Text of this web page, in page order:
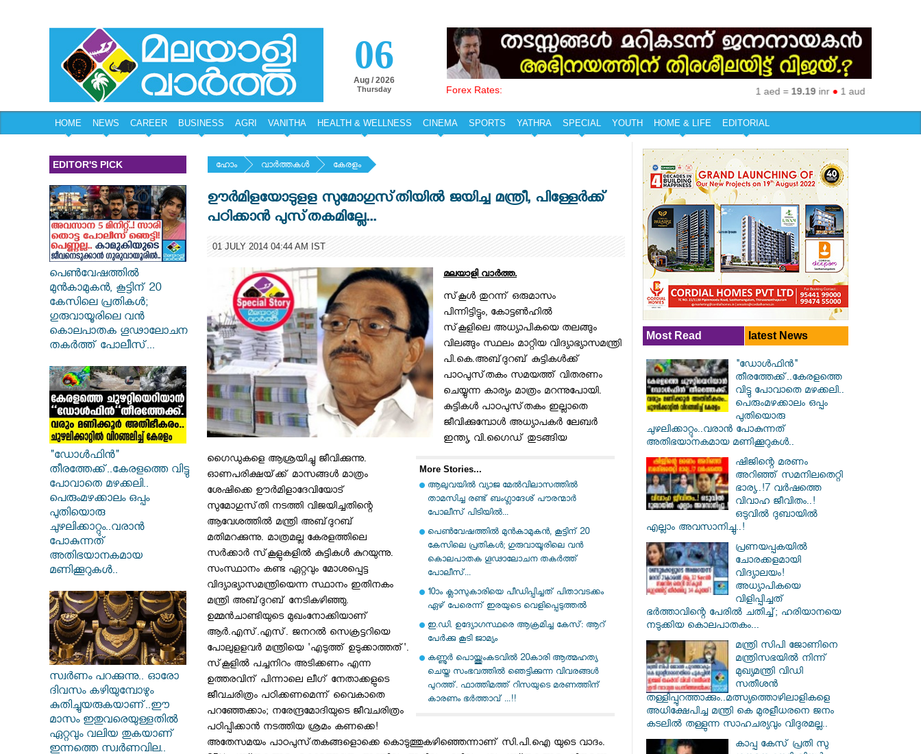
06
Aug / 2026
Thursday Forex Rates: 1 aed =19.19inr● 1 aud =50.27
HOME NEWS CAREER BUSINESS AGRI VANITHA HEALTH & WELLNESS CINEMA SPORTS YATHRA SPECIAL YOUTH HOME & LIFE EDITORIAL
EDITOR'S PICK
പെൺവേഷത്തിൽ
മുൻകാമുകൻ, കൂട്ടിന് 20
കേസിലെ പ്രതികൾ;
ഗുരുവായൂരിലെ വൻ
കൊലപാതക ഗൂഢാലോചന
തകർത്ത് പോലീസ്...
"ഡോൾഫിൻ"
തീരത്തേക്ക്..കേരളത്തെ വിട്ടു
പോവാതെ മഴക്കലി..
പെരുംമഴക്കാലം ഒപ്പം
പുതിയൊരു
ചുഴലിക്കാറ്റും..വരാൻ
പോകുന്നത്
അതിഭയാനകമായ
മണിക്കൂറുകൾ..
സ്വര്‍ണം പറക്കുന്നു.. ഓരോ
ദിവസം കഴിയുമ്പോഴും
കുതിച്ചുയരുകയാണ്..ഈ
മാസം ഇതുവരെയുള്ളതിൽ
ഏറ്റവും വലിയ തുകയാണ്
ഇന്നത്തെ സ്വർണവില..
ഹോം വാര്‍ത്തകള്‍ കേരളം
ഊര്‍മിളയോടുളള സുമോഗുസ്‌തിയില്‍ ജയിച്ച മന്ത്രീ, പിള്ളേര്‍ക്ക്‌
പഠിക്കാന്‍ പുസ്‌തകമില്ലേ...
01 JULY 2014 04:44 AM IST
മലയാളി വാര്‍ത്ത.
More Stories...
ആലുവയിൽ വ്യാജ മേൽവിലാസത്തിൽ
താമസിച്ച രണ്ട് ബംഗ്ലാദേശ് പൗരന്മാർ
പോലീസ് പിടിയിൽ...
പെൺവേഷത്തിൽ മുൻകാമുകൻ, കൂട്ടിന് 20
കേസിലെ പ്രതികൾ; ഗുരുവായൂരിലെ വൻ
കൊലപാതക ഗൂഢാലോചന തകർത്ത്
പോലീസ്...
10ാം ക്ലാസുകാരിയെ പീഡിപ്പിച്ചത് പിതാവടക്കം
ഏഴ് പേരെന്ന് ഇരയുടെ വെളിപ്പെടുത്തല്‍
ഇ.ഡി. ഉദ്യോഗസ്ഥരെ ആക്രമിച്ച കേസ്: ആറ്
പേര്‍ക്കു കൂടി ജാമ്യം
കണ്ണൂർ പൊയ്ത്തുംകടവിൽ 20കാരി ആത്മഹത്യ
ചെയ്ത സംഭവത്തിൽ ഞെട്ടിക്കുന്ന വിവരങ്ങൾ
പുറത്ത്. ഫാത്തിമത്ത് റിസയുടെ മരണത്തിന്
കാരണം ഭർത്താവ് ...!!
സ്‌കൂള്‍ തുറന്ന്‌ ഒരുമാസം
പിന്നിട്ടിട്ടും, കോട്ടണ്‍ഹില്‍
സ്‌കൂളിലെ അധ്യാപികയെ തലങ്ങും
വിലങ്ങും സ്ഥലം മാറ്റിയ വിദ്യാഭ്യാസമന്ത്രി
പി.കെ.അബ്‌ദുറബ്‌ കുട്ടികള്‍ക്ക്‌
പാഠപുസ്‌തകം സമയത്ത്‌ വിതരണം
ചെയ്യുന്ന കാര്യം മാത്രം മറന്നുപോയി.
കുട്ടികള്‍ പാഠപുസ്‌തകം ഇല്ലാതെ
ജീവിക്കുമ്പോള്‍ അധ്യാപകര്‍ ലേബര്‍
ഇന്ത്യ, വി.ഗൈഡ്‌ തുടങ്ങിയ
ഗൈഡുകളെ ആശ്രയിച്ചു ജീവിക്കുന്നു.
ഓണപരിക്ഷയ്‌ക്ക്‌ മാസങ്ങള്‍ മാത്രം
ശേഷിക്കെ ഊര്‍മിളാദേവിയോട്‌
സുമോഗുസ്‌തി നടത്തി വിജയിച്ചതിന്റെ
ആവേശത്തില്‍ മന്ത്രി അബ്‌ദുറബ്‌
മതിമറക്കുന്നു. മാത്രമല്ല കേരളത്തിലെ
സര്‍ക്കാര്‍ സ്‌കൂളുകളില്‍ കുട്ടികള്‍ കുറയുന്നു.
സംസ്ഥാനം കണ്ട ഏറ്റവും മോശപ്പെട്ട
വിദ്യാഭ്യാസമന്ത്രിയെന്ന സ്ഥാനം ഇതിനകം
മന്ത്രി അബ്‌ദുറബ്‌ നേടികഴിഞ്ഞു.
ഉമ്മന്‍ചാണ്ടിയുടെ മുഖംനോക്കിയാണ്‌
ആര്‍.എസ്‌.എസ്‌. ജനറല്‍ സെക്രട്ടറിയെ
പോലുളളവര്‍ മന്ത്രിയെ 'എടുത്ത്‌ ഉടുക്കാത്തത്‌'.
സ്‌കൂളില്‍ പച്ചനിറം അടിക്കണം എന്ന
ഉത്തരവിന്‌ പിന്നാലെ ലീഗ്‌ നേതാക്കളുടെ
ജീവചരിത്രം പഠിക്കണമെന്ന്‌ വൈകാതെ
പറഞ്ഞേക്കാം; നരേന്ദ്രമോദിയുടെ ജീവചരിത്രം
പഠിപ്പിക്കാന്‍ നടത്തിയ ശ്രമം കണക്കെ!
അതേസമയം പാഠപുസ്‌തകങ്ങളൊക്കെ കൊടുത്തുകഴിഞ്ഞെന്നാണ്‌ സി.പി.ഐ യുടെ വാദം.
Most Read latest News
"ഡോൾഫിൻ"
തീരത്തേക്ക്..കേരളത്തെ
വിട്ടു പോവാതെ മഴക്കലി..
പെരുംമഴക്കാലം ഒപ്പം
പുതിയൊരു
ചുഴലിക്കാറ്റും..വരാൻ പോകുന്നത്
അതിഭയാനകമായ മണിക്കൂറുകൾ..
ഷിജിന്റെ മരണം
അറിഞ്ഞ് സമനിലതെറ്റി
ഭാര്യ..!7 വർഷത്തെ
വിവാഹ ജീവിതം..!
ഒടുവിൽ ദുബായിൽ
എല്ലാം അവസാനിച്ചു..!
പ്രണയപ്പകയിൽ
ചോരക്കളമായി
വിദ്യാലയം!
അധ്യാപികയെ
വിളിപ്പിച്ചത്
ഭർത്താവിന്റെ പേരിൽ ചതിച്ച്; ഹരിയാനയെ
നടുക്കിയ കൊലപാതകം...
മന്ത്രി സിപി ജോണിനെ
മന്ത്രിസഭയില്‍ നിന്ന്
മുഖ്യമന്ത്രി വിഡി
സതീശന്‍
തള്ളിപ്പുറത്താക്കും..മത്സ്യത്തൊഴിലാളികളെ
അധിക്ഷേപിച്ച മന്ത്രി കെ മുരളീധരനെ ജനം
കടലില്‍ തള്ളുന്ന സാഹചര്യവും വിദുരമല്ല..
കാപ്പ കേസ് പ്രതി സു​